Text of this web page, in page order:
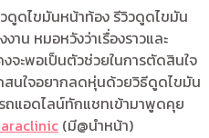
ดูดไขมันหน้าท้อง รีวิวดูดไขมัน
น หมอหวังว่าเรื่องราวและ
ะพอเป็นตัวช่วยในการตัดสินใจ
สนใจอยากลดหุ่นด้วยวิธีดูดไขมัน
รถแอดไลน์ทักแชทเข้ามาพูดคุย
(มี@นำหน้า)